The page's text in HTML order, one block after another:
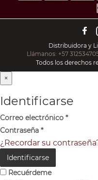
Distribuidora y
Llámanos: +57
Todos los derechos
×
Identificarse
Correo electrónico *
Contraseña *
¿Recordar su
Identificarse
Recuérdeme